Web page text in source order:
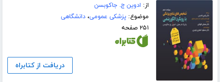
از: ادوین ج. جاکوبسن
موضوع:پزشکی عمومی،دانشگاهی
۲۵۱ صفحه
دریافت از کتابراه